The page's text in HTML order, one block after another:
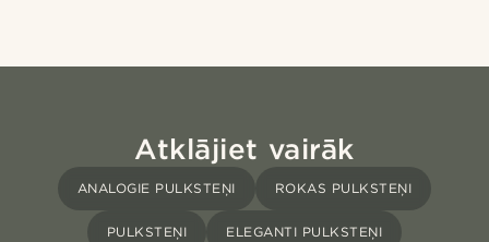
Atklājiet vairāk
ANALOGIE PULKSTEŅI ROKAS PULKSTEŅI
PULKSTEŅI ELEGANTI PULKSTEŅI